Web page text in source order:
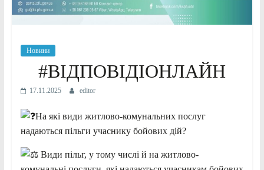
Новини
#ВІДПОВІДІОНЛАЙН
17.11.2025 editor
На які види житлово-комунальних послуг
надаються пільги учаснику бойових дій?
Види пільг, у тому числі й на житлово-